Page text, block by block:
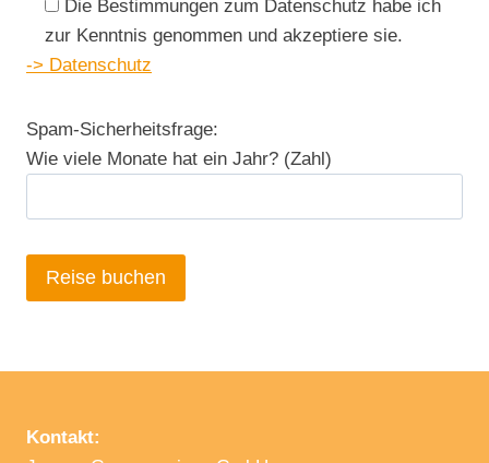
Die Bestimmungen zum Datenschutz habe ich
zur Kenntnis genommen und akzeptiere sie.
-> Datenschutz
Spam-Sicherheitsfrage:
Wie viele Monate hat ein Jahr? (Zahl)
Kontakt: